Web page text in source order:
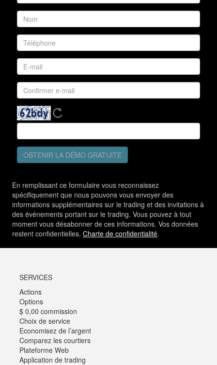
OBTENIR LA DÉMO GRATUITE
En remplissant ce formulaire vous reconnaissez
spécifiquement que nous pouvons vous envoyer des
informations supplémentaires sur le trading et des invitations à
des événements portant sur le trading. Vous pouvez à tout
moment vous désabonner de ces informations. Vos données
restent confidentielles. Charte de confidentialité.
SERVICES
Actions
Options
$ 0,00 commission
Choix de service
Economisez de l’argent
Comparez les courtiers
Plateforme Web
Application de trading